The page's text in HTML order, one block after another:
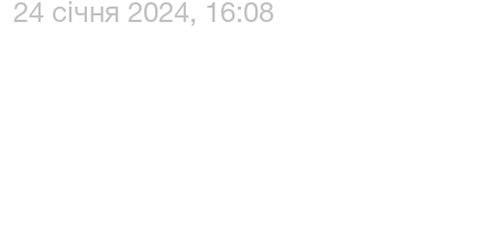
24 січня 2024, 16:08